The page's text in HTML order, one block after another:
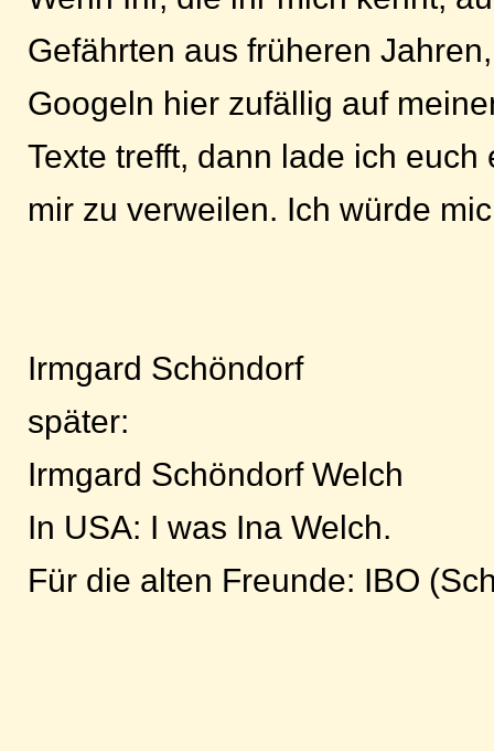
Gefährten aus früheren
Googeln hier zufällig auf
Texte trefft, dann lade ich
mir zu verweilen. Ich würde
Irmgard Schöndorf
später:
Irmgard Schöndorf Welch
In USA: I was Ina Welch.
Für die alten Freunde: IBO